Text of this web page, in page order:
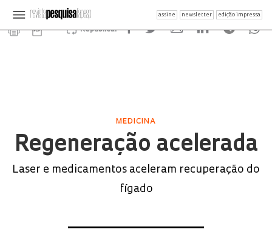
assine newsletter edição impressa
Republicar
MEDICINA
Regeneração acelerada
Laser e medicamentos aceleram recuperação do
fígado